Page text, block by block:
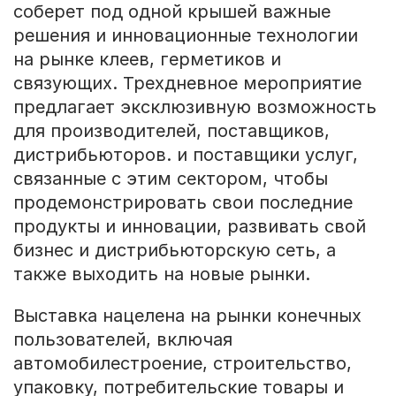
соберет под одной крышей важные
решения и инновационные технологии
на рынке клеев, герметиков и
связующих. Трехдневное мероприятие
предлагает эксклюзивную возможность
для производителей, поставщиков,
дистрибьюторов. и поставщики услуг,
связанные с этим сектором, чтобы
продемонстрировать свои последние
продукты и инновации, развивать свой
бизнес и дистрибьюторскую сеть, а
также выходить на новые рынки.
Выставка нацелена на рынки конечных
пользователей, включая
автомобилестроение, строительство,
упаковку, потребительские товары и